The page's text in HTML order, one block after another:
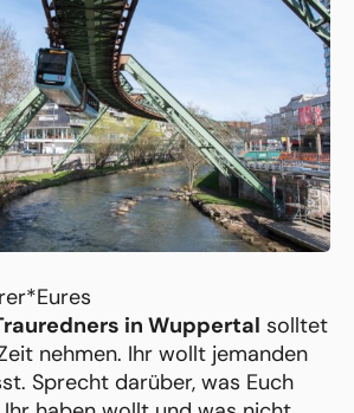
in Wuppertal solltet
nehmen. Ihr wollt jemanden
Sprecht darüber, was Euch